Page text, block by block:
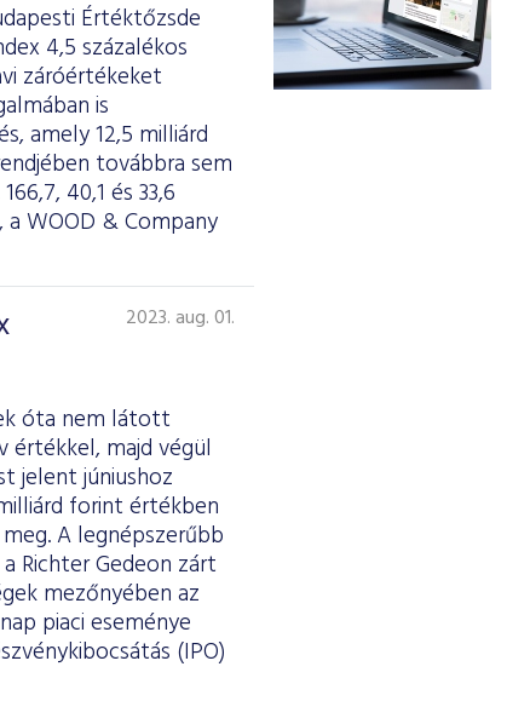
Értéktőzsde
4,5 százalékos
záróértékeket
is
amely 12,5 milliárd
továbbra sem
40,1 és 33,6
WOOD & Company
2023. aug. 01.
óta nem látott
értékkel, majd végül
jelent júniushoz
forint értékben
A legnépszerűbb
Richter Gedeon zárt
mezőnyében az
piaci eseménye
(IPO)